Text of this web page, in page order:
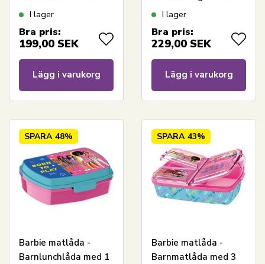
flipfunktion - Grön
I lager
Bra pris:
199,00 SEK
Lägg i varukorg
gulI lager
Bra pris:
229,00 SEK
Lägg i varukorg
SPARA 48%
Barbie matlåda -
Barnlunchlåda med 1
SPARA 43%
Barbie matlåda -
Barnmatlåda med 3